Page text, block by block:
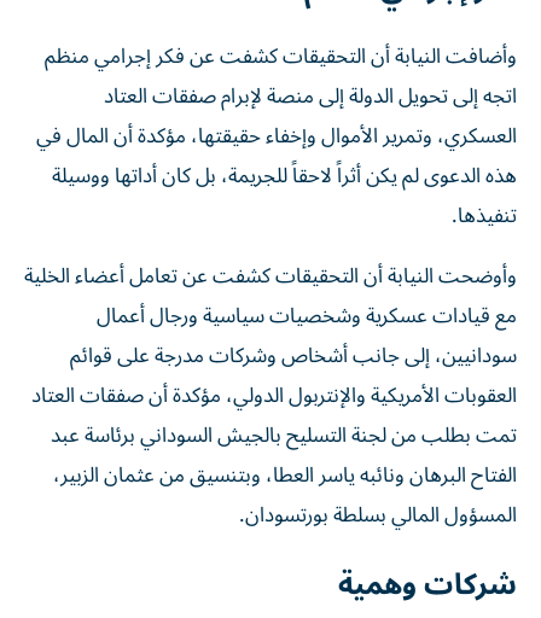
وأضافت النيابة أن التحقيقات كشفت عن فكر إجرامي منظم
اتجه إلى تحويل الدولة إلى منصة لإبرام صفقات العتاد
العسكري، وتمرير الأموال وإخفاء حقيقتها، مؤكدة أن المال في
هذه الدعوى لم يكن أثراً لاحقاً للجريمة، بل كان أداتها ووسيلة
تنفيذها.
وأوضحت النيابة أن التحقيقات كشفت عن تعامل أعضاء الخلية
مع قيادات عسكرية وشخصيات سياسية ورجال أعمال
سودانيين، إلى جانب أشخاص وشركات مدرجة على قوائم
العقوبات الأمريكية والإنتربول الدولي، مؤكدة أن صفقات العتاد
تمت بطلب من لجنة التسليح بالجيش السوداني برئاسة عبد
الفتاح البرهان ونائبه ياسر العطا، وبتنسيق من عثمان الزبير،
المسؤول المالي بسلطة بورتسودان.
شركات وهمية